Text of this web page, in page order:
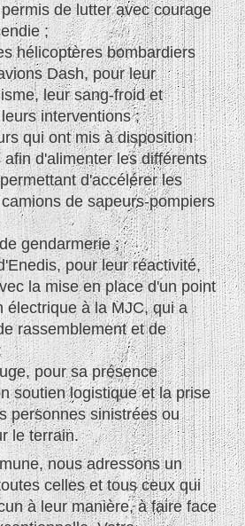
de lutter avec courage
;
hélicoptères bombardiers
Dash, pour leur
leur sang-froid et
interventions ;
qui ont mis à disposition
afin d'alimenter les différents
d'accélérer les
de sapeurs-pompiers
gendarmerie ;
pour leur réactivité,
la mise en place d'un point
électrique à la MJC, qui a
rassemblement et de
pour sa présence
soutien logistique et la prise
personnes sinistrées ou
le terrain.
nous adressons un
celles et tous ceux qui
à leur manière, à faire face